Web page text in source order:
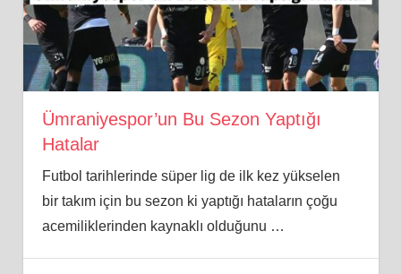
Ümraniyespor’un Bu Sezon Yaptığı
Hatalar
Futbol tarihlerinde süper lig de ilk kez yükselen
bir takım için bu sezon ki yaptığı hataların çoğu
acemiliklerinden kaynaklı olduğunu …